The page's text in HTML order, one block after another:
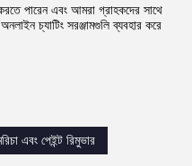
পারেন এবং আমরা গ্রাহকদের সাথে
চ্যাটিং সরঞ্জামগুলি ব্যবহার করে
এবং পেইন্ট রিমুভার